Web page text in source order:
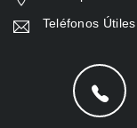
Teléfonos Útiles